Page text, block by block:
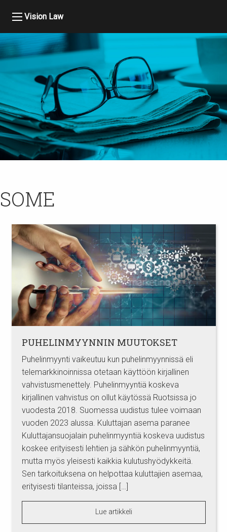
Vision Law
SOME
PUHELINMYYNNIN MUUTOKSET
Puhelinmyynti vaikeutuu kun puhelinmyynnissä eli
telemarkkinoinnissa otetaan käyttöön kirjallinen
vahvistusmenettely. Puhelinmyyntiä koskeva
kirjallinen vahvistus on ollut käytössä Ruotsissa jo
vuodesta 2018. Suomessa uudistus tulee voimaan
vuoden 2023 alussa. Kuluttajan asema paranee
Kuluttajansuojalain puhelinmyyntiä koskeva uudistus
koskee erityisesti lehtien ja sähkön puhelinmyyntiä,
mutta myös yleisesti kaikkia kulutushyödykkeitä.
Sen tarkoituksena on helpottaa kuluttajien asemaa,
erityisesti tilanteissa, joissa […]
Lue artikkeli